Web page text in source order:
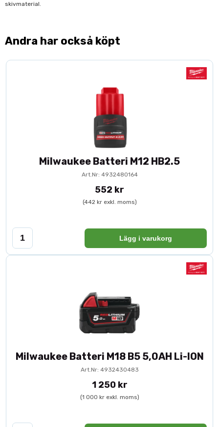
skivmaterial.
Andra har också köpt
Milwaukee Batteri M12 HB2.5
Art.Nr: 4932480164
552 kr
(442 kr exkl. moms)
Lägg i varukorg
Milwaukee Batteri M18 B5 5,0AH Li-ION
Art.Nr: 4932430483
1 250 kr
(1 000 kr exkl. moms)